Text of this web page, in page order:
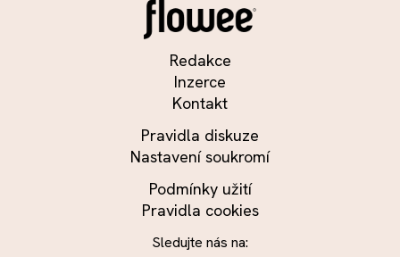
Redakce
Inzerce
Kontakt
Pravidla diskuze
Nastavení soukromí
Podmínky užití
Pravidla cookies
Sledujte nás na: